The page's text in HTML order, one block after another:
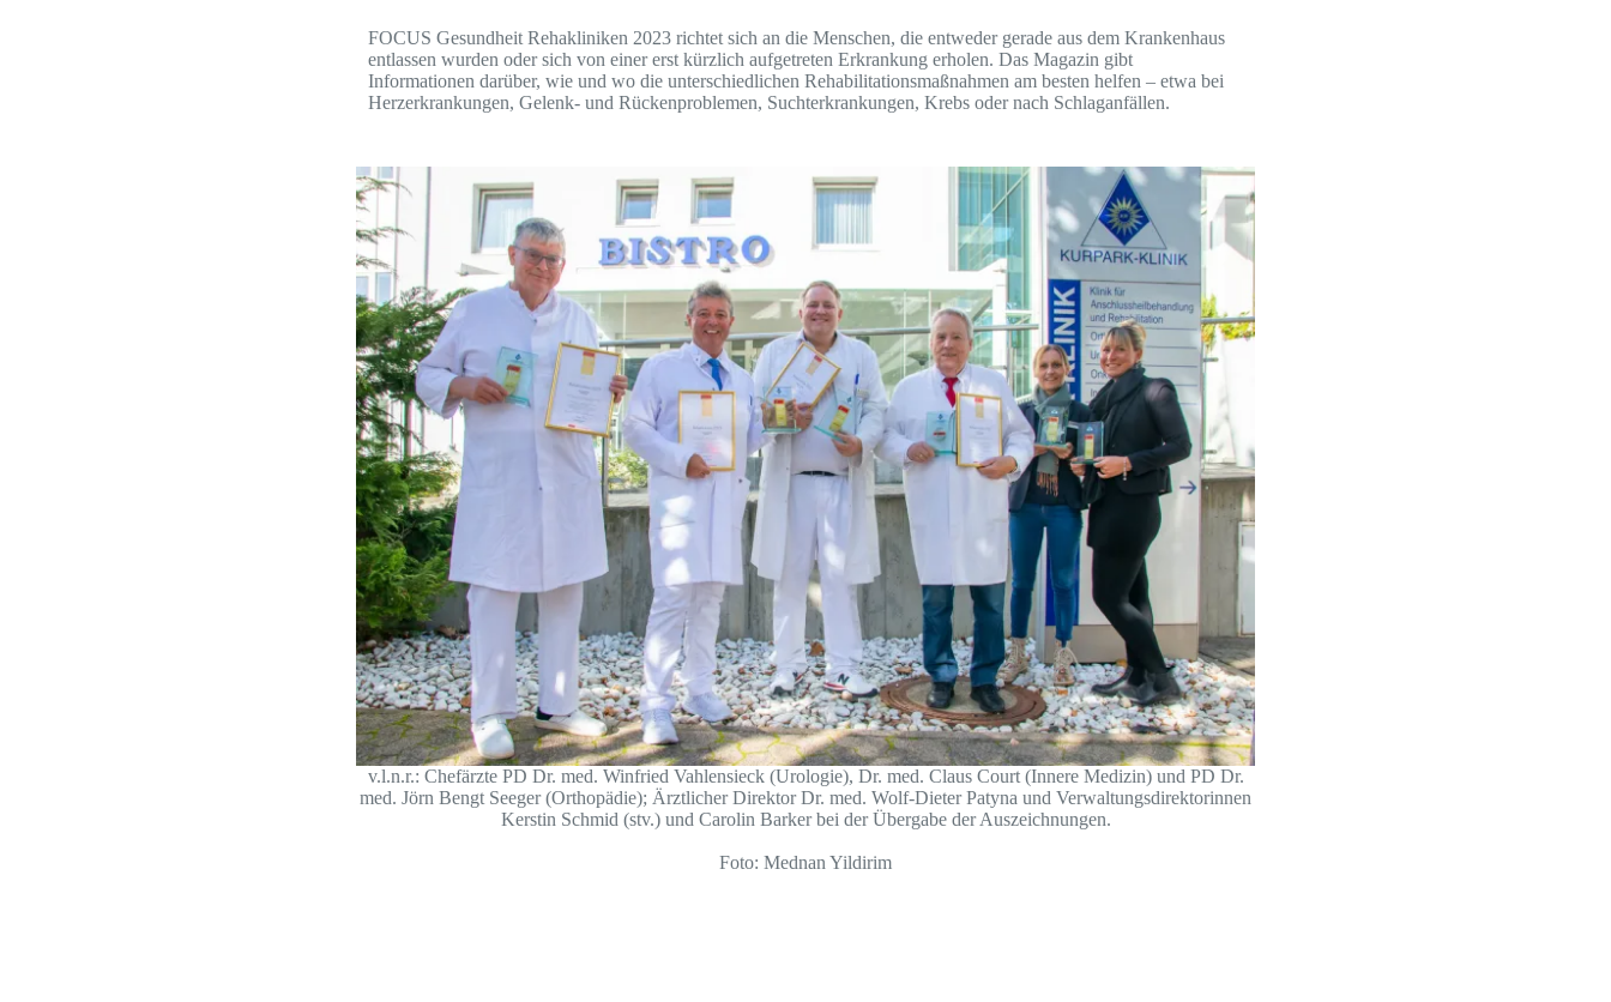
FOCUS Gesundheit Rehakliniken 2023 richtet sich an die Menschen, die entweder gerade aus dem Krankenhaus
entlassen wurden oder sich von einer erst kürzlich aufgetreten Erkrankung erholen. Das Magazin gibt
Informationen darüber, wie und wo die unterschiedlichen Rehabilitationsmaßnahmen am besten helfen – etwa bei
Herzerkrankungen, Gelenk- und Rückenproblemen, Suchterkrankungen, Krebs oder nach Schlaganfällen.
v.l.n.r.: Chefärzte PD Dr. med. Winfried Vahlensieck (Urologie), Dr. med. Claus Court (Innere Medizin) und PD Dr.
med. Jörn Bengt Seeger (Orthopädie); Ärztlicher Direktor Dr. med. Wolf-Dieter Patyna und Verwaltungsdirektorinnen
Kerstin Schmid (stv.) und Carolin Barker bei der Übergabe der Auszeichnungen.
Foto: Mednan Yildirim